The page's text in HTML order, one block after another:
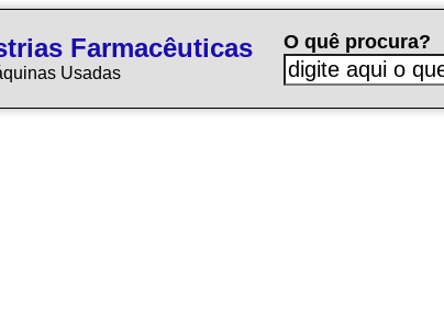
Farmacêuticas
Usadas
O quê procura?